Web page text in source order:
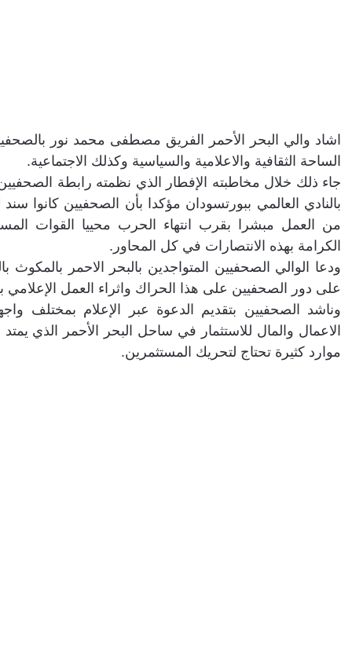
اشاد والي البحر الأحمر الفريق مصطفى محمد نور بالصحفيين
الساحة الثقافية والاعلامية والسياسية وكذلك الاجتماعية.
جاء ذلك خلال مخاطبته الإفطار الذي نظمته رابطة الصحفيين
بالنادي العالمي ببورتسودان مؤكدا بأن الصحفيين كانوا
من العمل مبشرا بقرب انتهاء الحرب محييا القوات
الكرامة بهذه الانتصارات في كل المحاور.
ودعا الوالي الصحفيين المتواجدين بالبحر الاحمر بالمكوث
على دور الصحفيين على هذا الحراك واثراء العمل الإعلامي
وناشد الصحفيين بتقديم الدعوة عبر الإعلام بمختلف
موارد كثيرة تحتاج لتحريك المستثمرين.